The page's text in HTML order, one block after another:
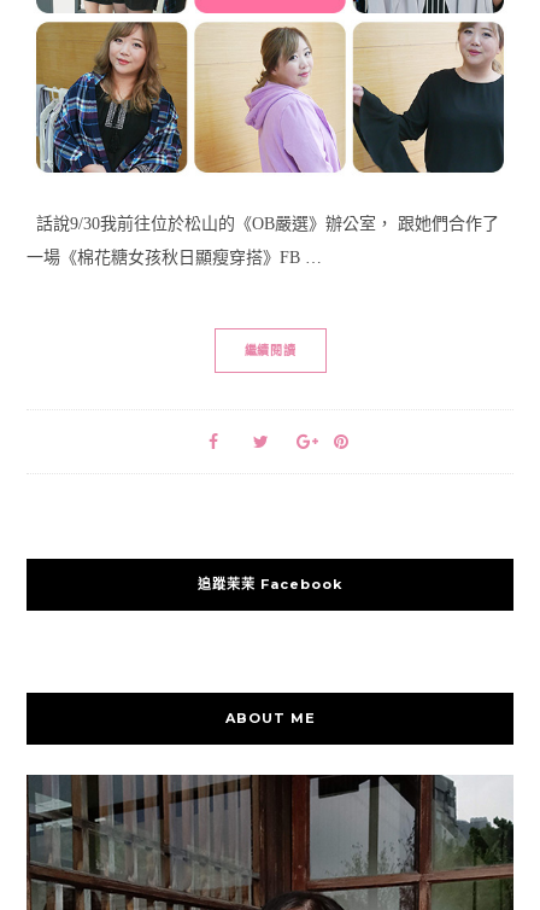
話說9/30我前往位於松山的《OB嚴選》辦公室， 跟她們合作了
一場《棉花糖女孩秋日顯瘦穿搭》FB …
繼續閱讀
追蹤茉茉 Facebook
ABOUT ME